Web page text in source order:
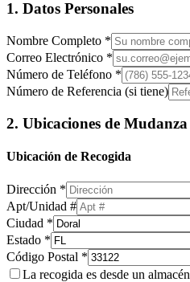
1. Datos Personales
Nombre Completo *
Correo Electrónico *
Número de Teléfono *
Número de Referencia (si tiene)
2. Ubicaciones de Mudanza
Ubicación de Recogida
Dirección *
Apt/Unidad #
Ciudad *
Estado *
Código Postal *
La recogida es desde un almacén